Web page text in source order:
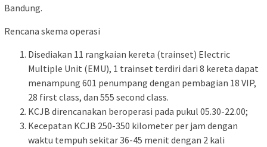
Bandung.
Rencana skema operasi
Disediakan 11 rangkaian kereta (trainset) Electric
Multiple Unit (EMU), 1 trainset terdiri dari 8 kereta dapat
menampung 601 penumpang dengan pembagian 18 VIP,
28 first class, dan 555 second class.
KCJB direncanakan beroperasi pada pukul 05.30-22.00;
Kecepatan KCJB 250-350 kilometer per jam dengan
waktu tempuh sekitar 36-45 menit dengan 2 kali